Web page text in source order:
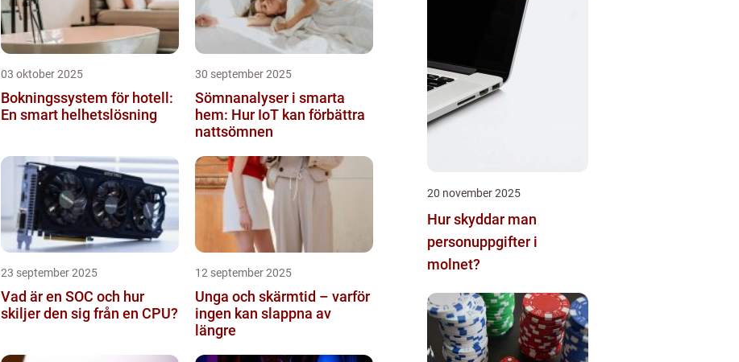
03 oktober 2025
Bokningssystem för hotell:
En smart helhetslösning
30 september 2025
Sömnanalyser i smarta
hem: Hur IoT kan förbättra
nattsömnen
23 september 2025
Vad är en SOC och hur
skiljer den sig från en CPU?
12 september 2025
Unga och skärmtid – varför
ingen kan slappna av
längre
20 november 2025
Hur skyddar man
personuppgifter i
molnet?